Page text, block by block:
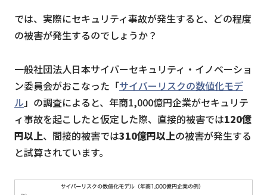
では、実際にセキュリティ事故が発生すると、どの程度
の被害が発生するのでしょうか？
⼀般社団法⼈⽇本サイバーセキュリティ・イノベーショ
ン委員会がおこなった「サイバーリスクの数値化モデ
ル」の調査によると、年商1,000億円企業がセキュリテ
ィ事故を起こしたと仮定した際、直接的被害では120億
円以上、間接的被害では310億円以上の被害が発生する
と試算されています。